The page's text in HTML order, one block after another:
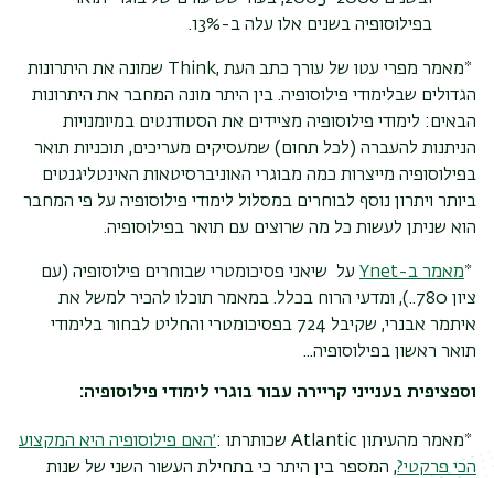
בפילוסופיה בשנים אלו עלה ב-13%.
*מאמר מפרי עטו של עורך כתב העת Think, שמונה את היתרונות
הגדולים שבלימודי פילוסופיה. בין היתר מונה המחבר את היתרונות
הבאים: לימודי פילוסופיה מציידים את הסטודנטים במיומנויות
הניתנות להעברה (לכל תחום) שמעסיקים מעריכים, תוכניות תואר
בפילוסופיה מייצרות כמה מבוגרי האוניברסיטאות האינטליגנטים
ביותר ויתרון נוסף לבוחרים במסלול לימודי פילוסופיה על פי המחבר
הוא שניתן לעשות כל מה שרוצים עם תואר בפילוסופיה.
*מאמר ב-Ynet
על שיאני פסיכומטרי שבוחרים פילוסופיה (עם
ציון 780..), ומדעי הרוח בכלל
. במאמר תוכלו להכיר למשל את
איתמר אבנרי, שקיבל 724 בפסיכומטרי והחליט לבחור בלימודי
תואר ראשון בפילוסופיה...
וספציפית בענייני קריירה עבור בוגרי לימודי פילוסופיה:
*מאמר מהעיתון Atlantic שכותרתו :׳האם פילוסופיה היא המקצוע
הכי פרקטי?, המספר בין היתר כי בתחילת העשור השני של שנות